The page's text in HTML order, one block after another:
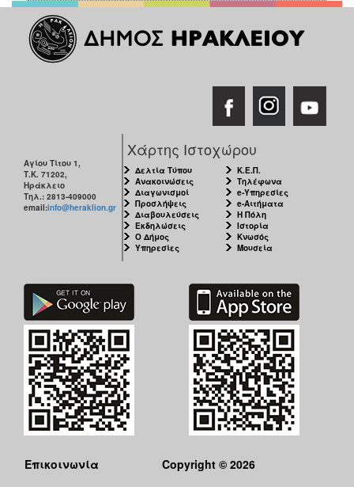
Αγίου Τίτου 1,
Τ.Κ. 71202,
Ηράκλειο
Τηλ.: 2813-409000
email:info@heraklion.gr
Χάρτης Ιστοχώρου
Δελτία Τύπου
Ανακοινώσεις
Διαγωνισμοί
Προσλήψεις
Διαβουλεύσεις
Εκδηλώσεις
Ο Δήμος
Υπηρεσίες
Κ.Ε.Π.
Τηλέφωνα
e-Υπηρεσίες
e-Αιτήματα
Η Πόλη
Ιστορία
Κνωσός
Μουσεία
Επικοινωνία Copyright © 2026